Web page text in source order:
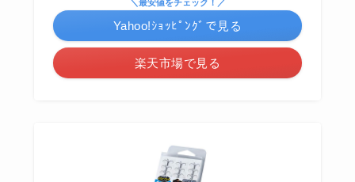
楽天市場で見る
＼最安値をチェック！／
Yahoo!ｼｮｯﾋﾟﾝｸﾞで見る